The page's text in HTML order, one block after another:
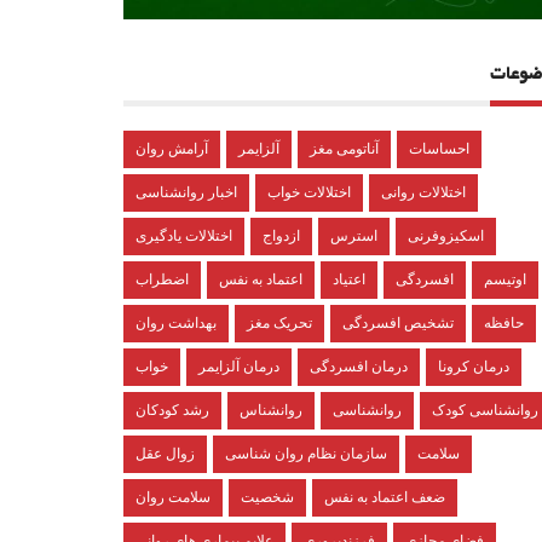
آرامش روان آلزایمر آناتومی مغز احساسات
اخبار روانشناسی اختلالات خواب اختلالات روانی
اختلالات یادگیری ازدواج استرس اسکیزوفرنی
اضطراب اعتماد به نفس اعتیاد افسردگی اوتیسم
بهداشت روان تحریک مغز تشخیص افسردگی حافظه
خواب درمان آلزایمر درمان افسردگی درمان کرونا
رشد کودکان روانشناس روانشناسی روانشناسی کودک
زوال عقل سازمان نظام روان شناسی سلامت
سلامت روان شخصیت ضعف اعتماد به نفس